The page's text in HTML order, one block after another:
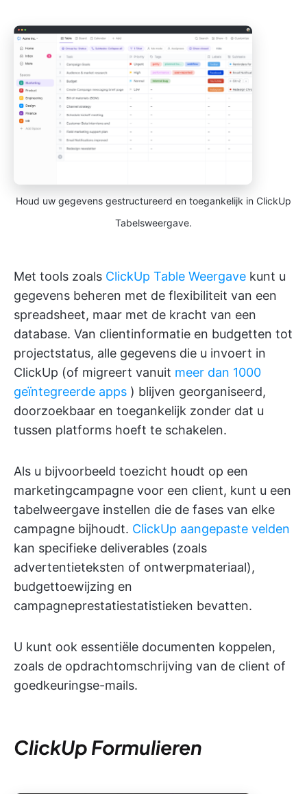
Houd uw gegevens gestructureerd en toegankelijk in ClickUp
Tabelsweergave.
Met tools zoals ClickUp Table Weergave kunt u
gegevens beheren met de flexibiliteit van een
spreadsheet, maar met de kracht van een
database. Van clientinformatie en budgetten tot
projectstatus, alle gegevens die u invoert in
ClickUp (of migreert vanuit meer dan 1000
geïntegreerde apps ) blijven georganiseerd,
doorzoekbaar en toegankelijk zonder dat u
tussen platforms hoeft te schakelen.
Als u bijvoorbeeld toezicht houdt op een
marketingcampagne voor een client, kunt u een
tabelweergave instellen die de fases van elke
campagne bijhoudt. ClickUp aangepaste velden
kan specifieke deliverables (zoals
advertentieteksten of ontwerpmateriaal),
budgettoewijzing en
campagneprestatiestatistieken bevatten.
U kunt ook essentiële documenten koppelen,
zoals de opdrachtomschrijving van de client of
goedkeuringse-mails.
ClickUp Formulieren